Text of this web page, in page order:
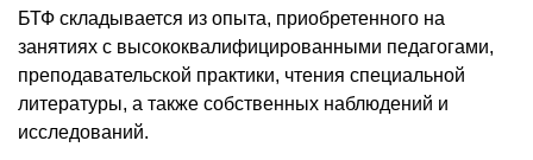
БТФ складывается из опыта, приобретенного на
занятиях с высококвалифицированными педагогами,
преподавательской практики, чтения специальной
литературы, а также собственных наблюдений и
исследований.